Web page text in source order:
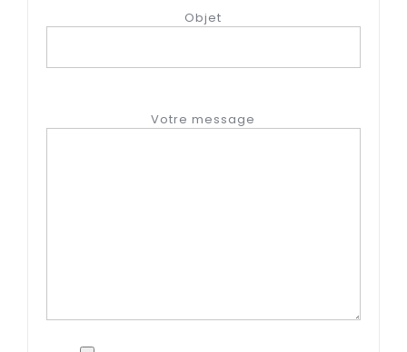
Objet
Votre message